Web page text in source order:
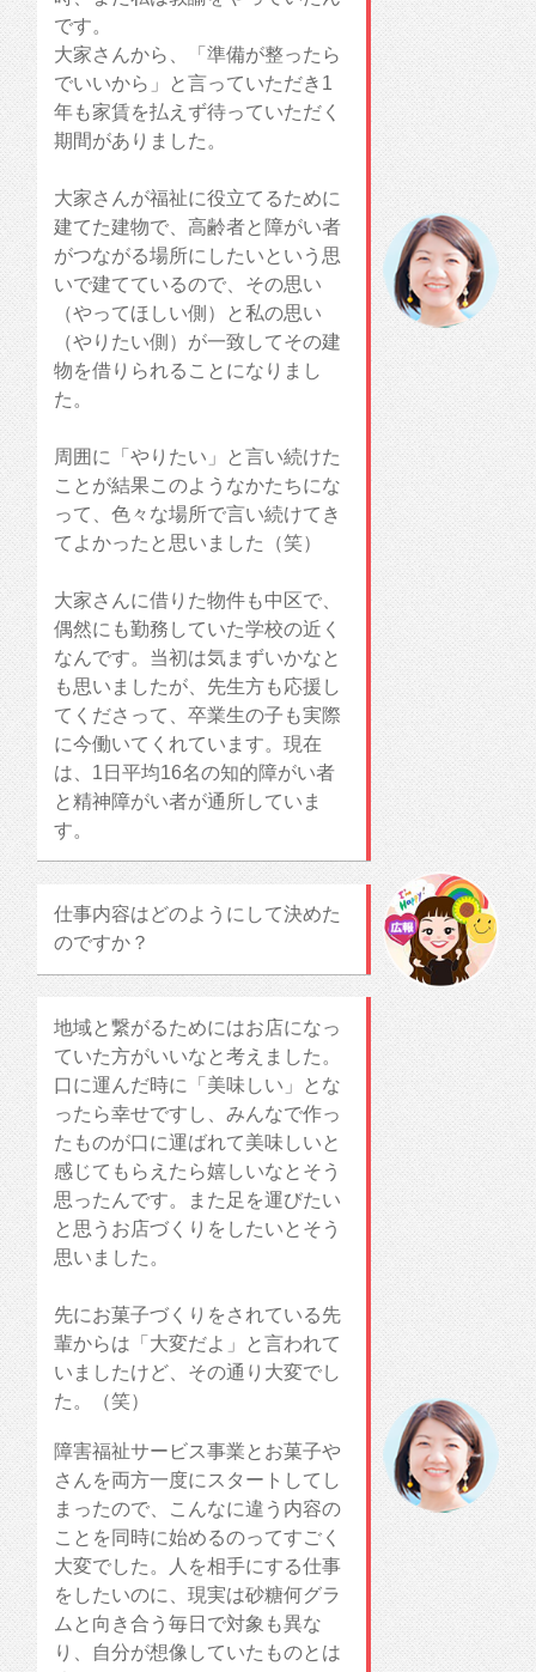
です。
大家さんから、「準備が整ったら
でいいから」と言っていただき1
年も家賃を払えず待っていただく
期間がありました。
大家さんが福祉に役立てるために
建てた建物で、高齢者と障がい者
がつながる場所にしたいという思
いで建てているので、その思い
（やってほしい側）と私の思い
（やりたい側）が一致してその建
物を借りられることになりまし
た。
周囲に「やりたい」と言い続けた
ことが結果このようなかたちにな
って、色々な場所で言い続けてき
てよかったと思いました（笑）
大家さんに借りた物件も中区で、
偶然にも勤務していた学校の近く
なんです。当初は気まずいかなと
も思いましたが、先生方も応援し
てくださって、卒業生の子も実際
に今働いてくれています。現在
は、1日平均16名の知的障がい者
と精神障がい者が通所していま
す。
仕事内容はどのようにして決めた
のですか？
地域と繋がるためにはお店になっ
ていた方がいいなと考えました。
口に運んだ時に「美味しい」とな
ったら幸せですし、みんなで作っ
たものが口に運ばれて美味しいと
感じてもらえたら嬉しいなとそう
思ったんです。また足を運びたい
と思うお店づくりをしたいとそう
思いました。
先にお菓子づくりをされている先
輩からは「大変だよ」と言われて
いましたけど、その通り大変でし
た。（笑）
障害福祉サービス事業とお菓子や
さんを両方一度にスタートしてし
まったので、こんなに違う内容の
ことを同時に始めるのってすごく
大変でした。人を相手にする仕事
をしたいのに、現実は砂糖何グラ
ムと向き合う毎日で対象も異な
り、自分が想像していたものとは